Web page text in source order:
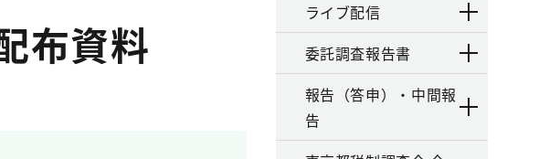
布資料
ライブ配信
委託調査報告書
報告（答申）・中間報
告